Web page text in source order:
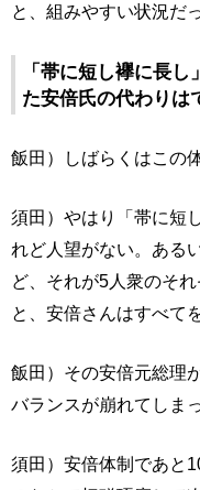
と、組みやすい状況だ
「帯に短し襷に長
た安倍氏の代わりは
飯田）しばらくはこの
須田）やはり「帯に短
れど人望がない。ある
ど、それが5人衆のそ
と、安倍さんはすべて
飯田）その安倍元総理
バランスが崩れてしまっ
須田）安倍体制であと